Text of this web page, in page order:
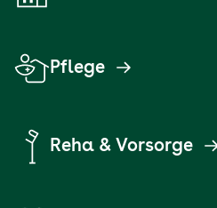
Pflege
Reha & Vorsorge